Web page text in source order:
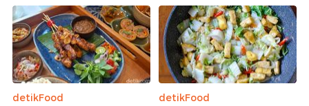
detikFood
detikFood